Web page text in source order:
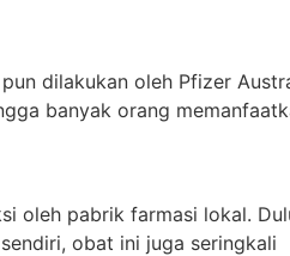
dilakukan oleh Pfizer
banyak orang
oleh pabrik farmasi lokal.
obat ini juga seringkali